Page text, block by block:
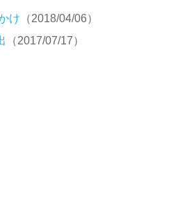
け （2018/04/06）
（2017/07/17）